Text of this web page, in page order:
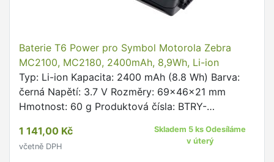
Baterie T6 Power pro Symbol Motorola Zebra
MC2100, MC2180, 2400mAh, 8,9Wh, Li-ion
Typ: Li-ion Kapacita: 2400 mAh (8.8 Wh) Barva:
černá Napětí: 3.7 V Rozměry: 69x46x21 mm
Hmotnost: 60 g Produktová čísla: BTRY-
Symbol MC2100, Symbol MC2180, …
1 141,00 Kč
včetně DPH
Skladem 5 ks Odesíláme
v úterý